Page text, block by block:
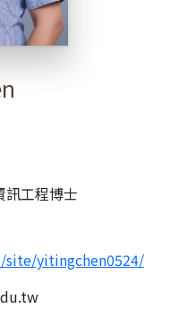
訊工程博士
yitingchen0524/